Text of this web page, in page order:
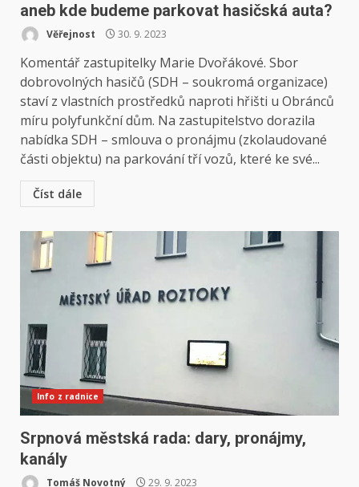
aneb kde budeme parkovat hasičská auta?
Věřejnost 30. 9. 2023
Komentář zastupitelky Marie Dvořákové. Sbor
dobrovolných hasičů (SDH – soukromá organizace)
staví z vlastních prostředků naproti hřišti u Obránců
míru polyfunkční dům. Na zastupitelstvo dorazila
nabídka SDH – smlouva o pronájmu (zkolaudované
části objektu) na parkování tří vozů, které ke své...
Číst dále
Info z radnice
Srpnová městská rada: dary, pronájmy,
kanály
Tomáš Novotný 29. 9. 2023